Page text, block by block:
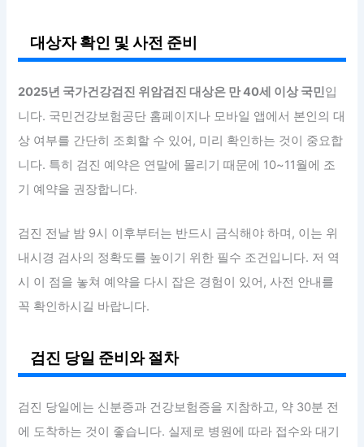
대상자 확인 및 사전 준비
2025년 국가건강검진 위암검진 대상은 만 40세 이상 국민입
니다. 국민건강보험공단 홈페이지나 모바일 앱에서 본인의 대
상 여부를 간단히 조회할 수 있어, 미리 확인하는 것이 중요합
니다. 특히 검진 예약은 연말에 몰리기 때문에 10~11월에 조
기 예약을 권장합니다.
검진 전날 밤 9시 이후부터는 반드시 금식해야 하며, 이는 위
내시경 검사의 정확도를 높이기 위한 필수 조건입니다. 저 역
시 이 점을 놓쳐 예약을 다시 잡은 경험이 있어, 사전 안내를
꼭 확인하시길 바랍니다.
검진 당일 준비와 절차
검진 당일에는 신분증과 건강보험증을 지참하고, 약 30분 전
에 도착하는 것이 좋습니다. 실제로 병원에 따라 접수와 대기